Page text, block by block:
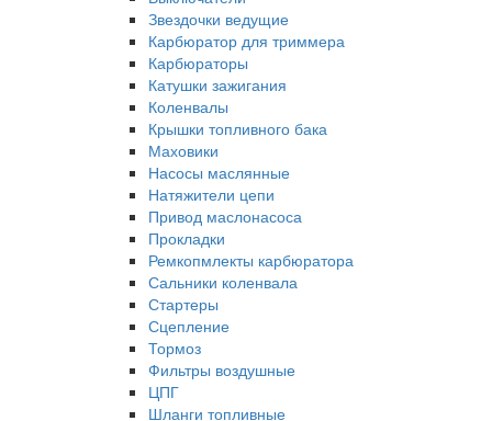
Звездочки ведущие
Карбюратор для триммера
Карбюраторы
Катушки зажигания
Коленвалы
Крышки топливного бака
Маховики
Насосы маслянные
Натяжители цепи
Привод маслонасоса
Прокладки
Ремкопмлекты карбюратора
Сальники коленвала
Стартеры
Сцепление
Тормоз
Фильтры воздушные
ЦПГ
Шланги топливные